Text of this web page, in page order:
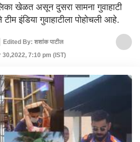
खेळत असून दुसरा सामना गुवाहाटी
इंडिया गुवाहाटीला पोहोचली आहे.
Edited By: शशांक पाटील
7:10 pm (IST)